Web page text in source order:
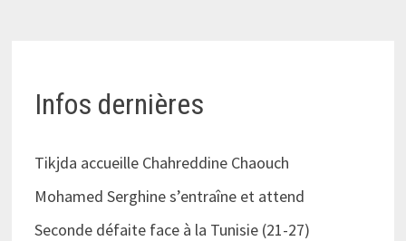
Infos dernières
Tikjda accueille Chahreddine Chaouch
Mohamed Serghine s’entraîne et attend
Seconde défaite face à la Tunisie (21-27)